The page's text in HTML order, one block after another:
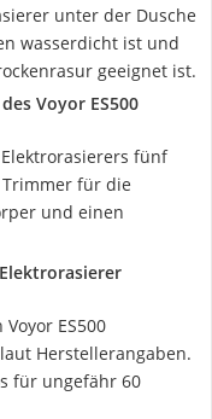
unter der Dusche
wasserdicht ist und
geeignet ist.
Voyor ES500
fünf
für die
und einen
ES500
Herstellerangaben.
für ungefähr 60